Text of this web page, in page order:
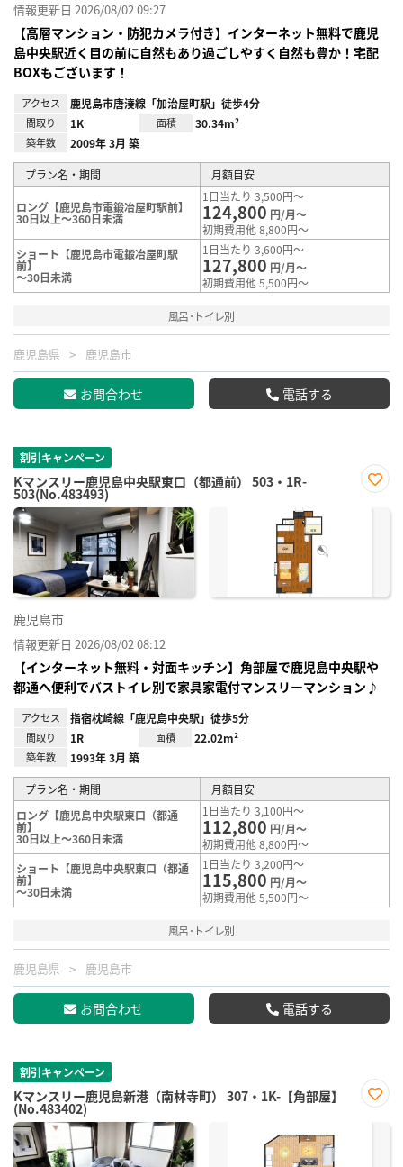
情報更新日 2026/08/02 09:27
【高層マンション・防犯カメラ付き】インターネット無料で鹿児
島中央駅近く目の前に自然もあり過ごしやすく自然も豊か！宅配
BOXもございます！
アクセス 鹿児島市唐湊線「加治屋町駅」徒歩4分
間取り 1K 面積 30.34m²
築年数 2009年 3月 築
プラン名・期間 月額目安
ロング【鹿児島市電鍛冶屋町駅前】
30日以上～360日未満
1日当たり 3,500円～
124,800 円/月～
初期費用他 8,800円～
ショート【鹿児島市電鍛冶屋町駅
前】
～30日未満
1日当たり 3,600円～
127,800 円/月～
初期費用他 5,500円～
風呂･トイレ別
鹿児島県 鹿児島市
お問合わせ 電話する
割引キャンペーン
Kマンスリー鹿児島中央駅東口（都通前） 503・1R-
503(No.483493)
に入
鹿児島市
情報更新日 2026/08/02 08:12
【インターネット無料・対面キッチン】角部屋で鹿児島中央駅や
都通へ便利でバストイレ別で家具家電付マンスリーマンション♪
アクセス 指宿枕崎線「鹿児島中央駅」徒歩5分
間取り 1R 面積 22.02m²
築年数 1993年 3月 築
プラン名・期間
月額目安
ロング【鹿児島中央駅東口（都通
前】
30日以上～360日未満
1日当たり 3,100円～
112,800 円/月～
初期費用他 8,800円～
ショート【鹿児島中央駅東口（都通
前】
～30日未満
1日当たり 3,200円～
115,800 円/月～
初期費用他 5,500円～
風呂･トイレ別
鹿児島県 鹿児島市
お問合わせ 電話する
割引キャンペーン
Kマンスリー鹿児島新港（南林寺町） 307・1K-【角部屋】
(No.483402)
に入